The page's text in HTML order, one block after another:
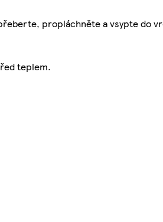
propláchněte a vsypte do
teplem.